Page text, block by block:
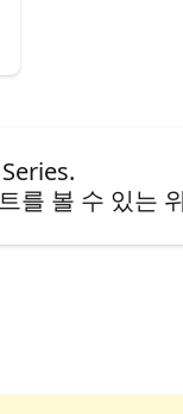
를 볼 수 있는